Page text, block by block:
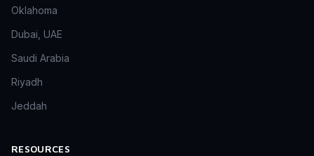
Oklahoma
Dubai, UAE
Saudi Arabia
Riyadh
Jeddah
RESOURCES